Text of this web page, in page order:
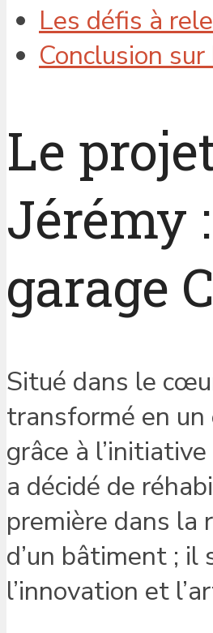
Les défis à
Conclusion
Le
Jérémy
garage
Situé dans le
transformé en
grâce à
a décidé de
première dans la
d’un bâtiment ; il
l’innovation et